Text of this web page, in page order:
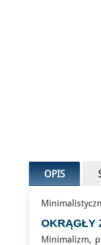
OPIS
OKRĄGŁY
Minimalizm,